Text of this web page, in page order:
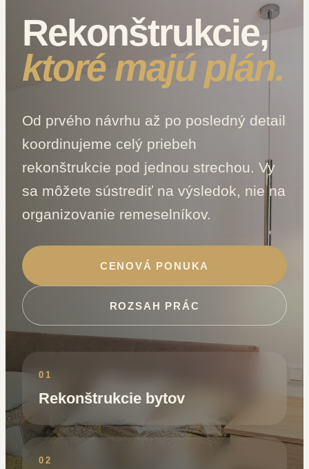
Rekonštrukcie,
ktoré majú plán.
Od prvého návrhu až po posledný detail
koordinujeme celý priebeh
rekonštrukcie pod jednou strechou. Vy
sa môžete sústrediť na výsledok, nie na
organizovanie remeselníkov.
CENOVÁ PONUKA
ROZSAH PRÁC
01
Rekonštrukcie bytov
02